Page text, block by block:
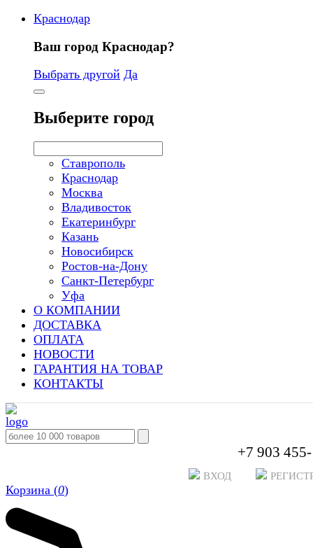
Краснодар
Ваш город Краснодар?
Выбрать другой Да
Выберите город
Ставрополь
Краснодар
Москва
Владивосток
Екатеринбург
Казань
Новосибирск
Ростов-на-Дону
Санкт-Петербург
Уфа
О КОМПАНИИ
ДОСТАВКА
ОПЛАТА
НОВОСТИ
ГАРАНТИЯ НА ТОВАР
КОНТАКТЫ
+7 903
ВХОД
Корзина (0)